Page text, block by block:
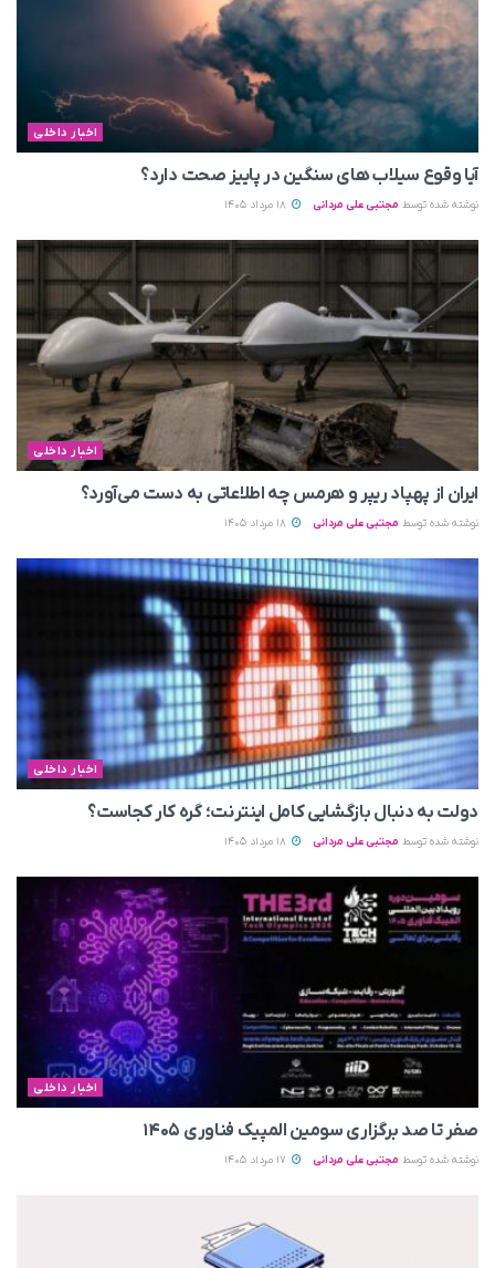
اخبار داخلی
آیا وقوع سیلاب های سنگین در پاییز صحت دارد؟
نوشته شده توسط مجتبی علی مردانی
اخبار داخلی
ایران از پهپاد ریپر و هرمس چه اطلاعاتی به دست می‌آورد؟
نوشته شده توسط مجتبی علی مردانی
اخبار داخلی
دولت به دنبال بازگشایی کامل اینترنت؛ گره کار کجاست؟
نوشته شده توسط مجتبی علی مردانی
اخبار داخلی
صفر تا صد برگزاری سومین المپیک فناوری ۱۴۰۵
نوشته شده توسط مجتبی علی مردانی